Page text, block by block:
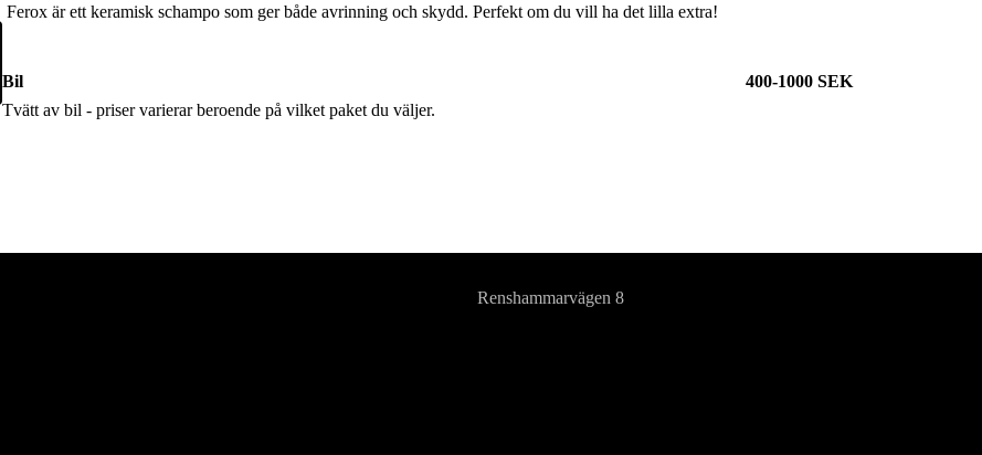
Ferox är ett keramisk schampo som ger både avrinning och skydd. Perfekt om du vill ha det lilla extra!
Bil
400-1000 SEK
Tvätt av bil - priser varierar beroende på vilket paket du väljer.
Renshammarvägen 8